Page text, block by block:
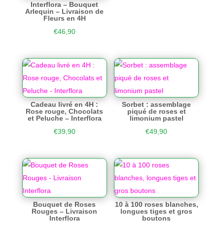
Interflora – Bouquet
Arlequin – Livraison de
Fleurs en 4H
€46,90
Cadeau livré en 4H :
Rose rouge, Chocolats
et Peluche – Interflora
€39,90
Sorbet : assemblage
piqué de roses et
limonium pastel
€49,90
Bouquet de Roses
Rouges – Livraison
Interflora
10 à 100 roses blanches,
longues tiges et gros
boutons